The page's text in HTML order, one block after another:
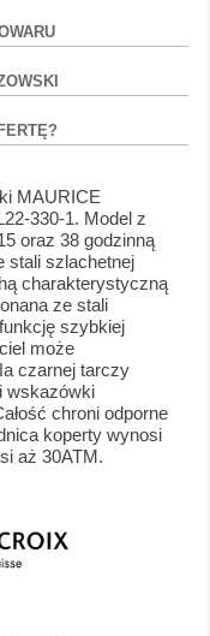
MAURICE
330-1. Model z
oraz 38 godzinną
stali szlachetnej
charakterystyczną
ze stali
szybkiej
może
czarnej tarczy
wskazówki
chroni odporne
koperty wynosi
aż 30ATM.